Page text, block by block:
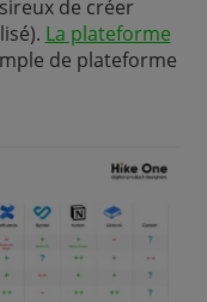
de créer
La plateforme
de plateforme